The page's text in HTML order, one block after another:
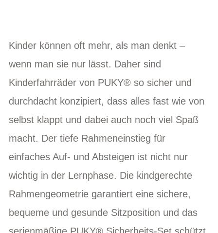
Kinder können oft mehr, als man denkt –
wenn man sie nur lässt. Daher sind
Kinderfahrräder von PUKY® so sicher und
durchdacht konzipiert, dass alles fast wie von
selbst klappt und dabei auch noch viel Spaß
macht. Der tiefe Rahmeneinstieg für
einfaches Auf- und Absteigen ist nicht nur
wichtig in der Lernphase. Die kindgerechte
Rahmengeometrie garantiert eine sichere,
bequeme und gesunde Sitzposition und das